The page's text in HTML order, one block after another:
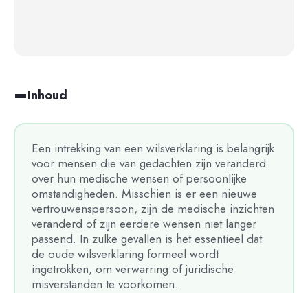
Een intrekking van een wilsverklaring is belangrijk
voor mensen die van gedachten zijn veranderd
over hun medische wensen of persoonlijke
omstandigheden. Misschien is er een nieuwe
vertrouwenspersoon, zijn de medische inzichten
veranderd of zijn eerdere wensen niet langer
passend. In zulke gevallen is het essentieel dat
de oude wilsverklaring formeel wordt
ingetrokken, om verwarring of juridische
misverstanden te voorkomen.
Inhoud